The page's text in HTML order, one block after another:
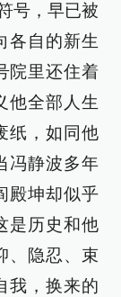
号，早已被
各自的新生
院里还住着
他全部人生
纸，如同他
冯静波多年
殿坤却似乎
是历史和他
、隐忍、束
我，换来的